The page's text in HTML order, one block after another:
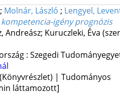
; Molnár, László ; Lengyel,
igény prognózis
Andreász; Kuruczleki, Éva
: Szegedi
| Tudományos
láttamozott]